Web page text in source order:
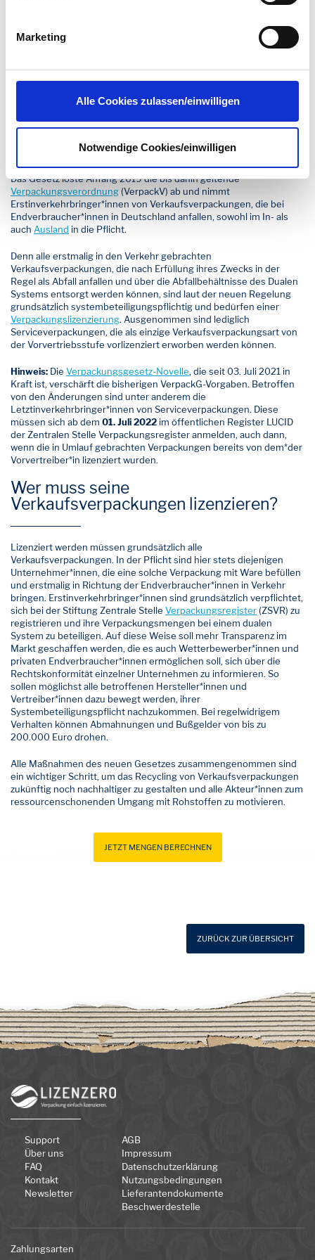
können sie in den Einstellungen unter
datenschutz@interzero.de
Marketing
Alle Cookies zulassen/einwilligen
Notwendige Cookies/einwilligen
Einerseits sind unheimlich viele Verkaufsverpackungen im Umlauf
effizienter, so dass viele der hochwertigen Rohstoffe
neuen Verpackungsgesetz 2019(VerpackG) erhofft
sich der Gesetzgeber eine effiziente Waffe gegen den Abfallberg.
Das Gesetz löste Anfang 2019 die bis dahin geltende
Verpackungsverordnung (VerpackV) ab und nimmt
Erstinverkehrbringer*innen von Verkaufsverpackungen, die bei
Endverbraucher*innen in Deutschland anfallen, sowohl im In- als
auch Ausland in die Pflicht.
Denn alle erstmalig in den Verkehr gebrachten
Verkaufsverpackungen, die nach Erfüllung ihres Zwecks in der
Regel als Abfall anfallen und über die Abfallbehältnisse des Dualen
Systems entsorgt werden können, sind laut der neuen Regelung
grundsätzlich systembeteiligungspflichtig und bedürfen einer
Verpackungslizenzierung. Ausgenommen sind lediglich
Serviceverpackungen, die als einzige Verkaufsverpackungsart von
der Vorvertriebsstufe vorlizenziert erworben werden können.
Hinweis: Die Verpackungsgesetz-Novelle, die seit 03. Juli 2021 in
Kraft ist, verschärft die bisherigen VerpackG-Vorgaben. Betroffen
von den Änderungen sind unter anderem die
Letztinverkehrbringer*innen von Serviceverpackungen. Diese
müssen sich ab dem 01. Juli 2022 im öffentlichen Register LUCID
der Zentralen Stelle Verpackungsregister anmelden, auch dann,
wenn die in Umlauf gebrachten Verpackungen bereits von dem*der
Vorvertreiber*in lizenziert wurden.
Wer muss seine
Verkaufsverpackungen lizenzieren?
Lizenziert werden müssen grundsätzlich alle
Verkaufsverpackungen. In der Pflicht sind hier stets diejenigen
Unternehmer*innen, die eine solche Verpackung mit Ware befüllen
und erstmalig in Richtung der Endverbraucher*innen in Verkehr
bringen. Erstinverkehrbringer*innen sind grundsätzlich verpflichtet,
sich bei der Stiftung Zentrale Stelle Verpackungsregister (ZSVR) zu
registrieren und ihre Verpackungsmengen bei einem dualen
System zu beteiligen. Auf diese Weise soll mehr Transparenz im
Markt geschaffen werden, die es auch Wetterbewerber*innen und
privaten Endverbraucher*innen ermöglichen soll, sich über die
Rechtskonformität einzelner Unternehmen zu informieren. So
sollen möglichst alle betroffenen Hersteller*innen und
Vertreiber*innen dazu bewegt werden, ihrer
Systembeteiligungspflicht nachzukommen. Bei regelwidrigem
Verhalten können Abmahnungen und Bußgelder von bis zu
200.000 Euro drohen.
Alle Maßnahmen des neuen Gesetzes zusammengenommen sind
ein wichtiger Schritt, um das Recycling von Verkaufsverpackungen
zukünftig noch nachhaltiger zu gestalten und alle Akteur*innen zum
ressourcenschonenden Umgang mit Rohstoffen zu motivieren.
JETZT MENGEN BERECHNEN
ZURÜCK ZUR ÜBERSICHT
Support
Über uns
FAQ
Kontakt
Newsletter
AGB
Impressum
Datenschutzerklärung
Nutzungsbedingungen
Lieferantendokumente
Beschwerdestelle
Zahlungsarten